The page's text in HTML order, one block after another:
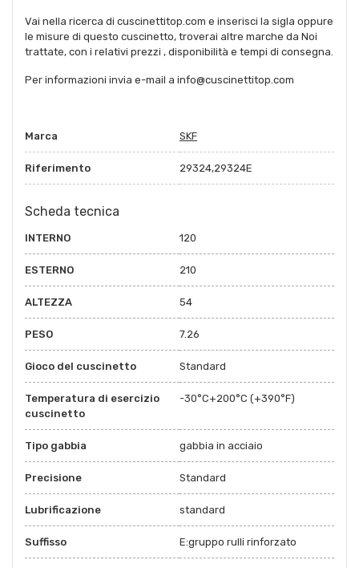
Vai nella ricerca di cuscinettitop.com e inserisci la sigla oppure
le misure di questo cuscinetto, troverai altre marche da Noi
trattate, con i relativi prezzi , disponibilità e tempi di consegna.
Per informazioni invia e-mail a info@cuscinettitop.com
Marca SKF
Riferimento 29324,29324E
Scheda tecnica
INTERNO 120
ESTERNO 210
ALTEZZA 54
PESO 7.26
Gioco del cuscinetto Standard
Temperatura di esercizio
cuscinetto
-30°C+200°C (+390°F)
Tipo gabbia gabbia in acciaio
Precisione Standard
Lubrificazione standard
Suffisso E:gruppo rulli rinforzato